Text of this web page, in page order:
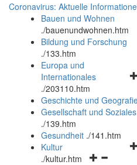
Coronavirus: Aktuelle
Bauen und Wohnen
./bauenundwohnen.htm
Bildung und Forschung
./133.htm
Europa und
Internationales
./203110.htm
Geschichte und
Gesellschaft und Soziales
./139.htm
Gesundheit ./141.htm
Kultur
./kultur.htm